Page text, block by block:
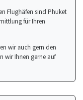
Flughäfen sind Phuket
für Ihren
wir auch gern den
wir Ihnen gerne auf